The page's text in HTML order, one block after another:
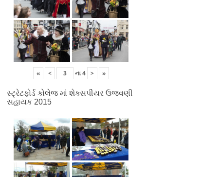
« < ના4 > »
સ્ટ્રેટફોર્ડ કોલેજ માં શેક્સપીયર ઉજવણી
સહાયક 2015